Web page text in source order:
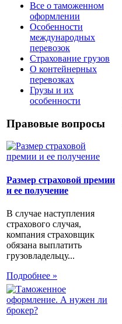
Все о таможенном
оформлении
Особенности
международных
перевозок
Страхование грузов
О контейнерных
перевозках
Грузы и их
особенности
Правовые вопросы
Размер страховой премии
и ее получение
В случае наступления
страхового случая,
компания страховщик
обязана выплатить
грузовладельцу...
Подробнее »